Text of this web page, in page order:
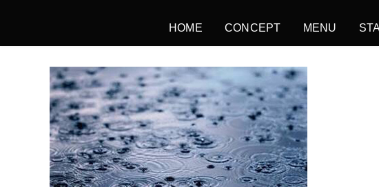
HOME CONCEPT MENU